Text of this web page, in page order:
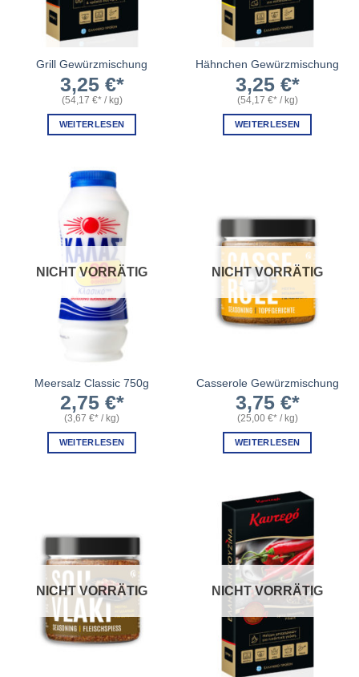
Grill Gewürzmischung
3,25 €
(54,17 € / kg)
WEITERLESEN
Hähnchen Gewürzmischung
3,25 €
(54,17 € / kg)
WEITERLESEN
NICHT VORRÄTIG
Meersalz Classic 750g
2,75 €
(3,67 € / kg)
WEITERLESEN
NICHT VORRÄTIG
Casserole Gewürzmischung
3,75 €
(25,00 € / kg)
WEITERLESEN
NICHT VORRÄTIG NICHT VORRÄTIG